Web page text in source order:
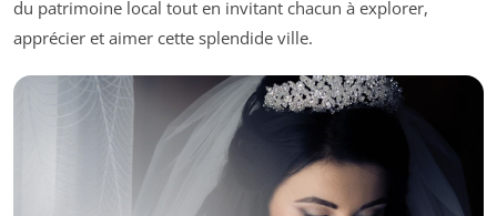
du patrimoine local tout en invitant chacun à explorer,
apprécier et aimer cette splendide ville.